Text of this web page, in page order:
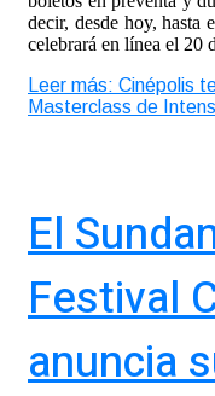
decir, desde hoy, hasta
celebrará en línea el
Leer más: Cinépolis
Masterclass de
El
Festival
anuncia